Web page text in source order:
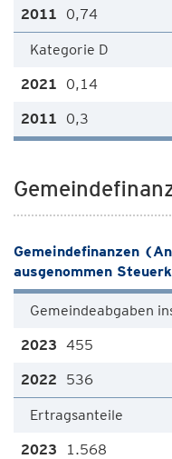
0,74
Kategorie D
0,14
0,3
Gemeindefinanzen
ausgenommen
Gemeindeabgaben
455
536
Ertragsanteile
1.568